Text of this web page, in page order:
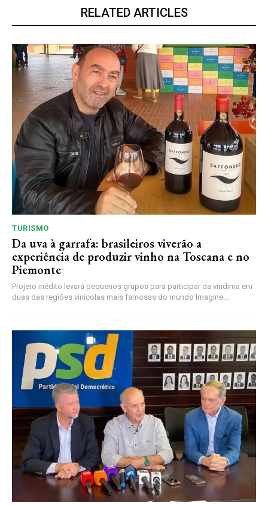
RELATED ARTICLES
TURISMO
Da uva à garrafa: brasileiros viverão a
experiência de produzir vinho na Toscana e no
Piemonte
Projeto inédito levará pequenos grupos para participar da vindima em
duas das regiões vinícolas mais famosas do mundo Imagine...